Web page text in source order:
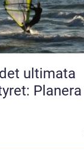
ultimata